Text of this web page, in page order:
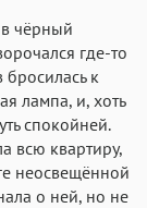
в чёрный
где-то
бросилась к
лампа, и, хоть
спокойней.
всю квартиру,
неосвещённой
о ней, но не